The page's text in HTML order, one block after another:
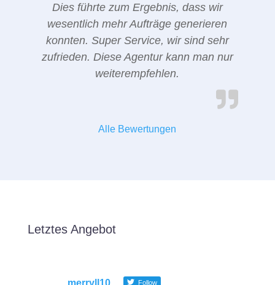
Dies führte zum Ergebnis, dass wir
wesentlich mehr Aufträge generieren
konnten. Super Service, wir sind sehr
zufrieden. Diese Agentur kann man nur
weiterempfehlen.
Alle Bewertungen
Letztes Angebot
merryll10 Follow